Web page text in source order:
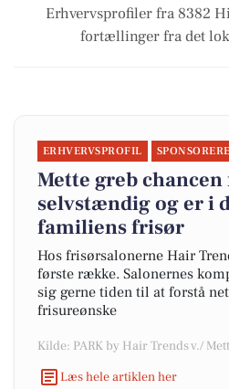
Erhvervsprofiler fra 8382
fortællinger fra det
ERHVERVSPROFIL
Mette greb
selvstændig og er i
familiens frisør
Hos frisørsalonerne Hair
første række. Salonernes
sig gerne tiden til at forstå
frisureønske
Kilde: PARK by Hair Trends v./
Læs hele artiklen her